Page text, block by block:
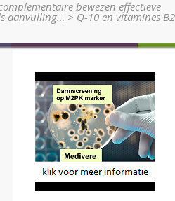
bewezen effectieve
aanvulling… > Q-10 en vitamines B2